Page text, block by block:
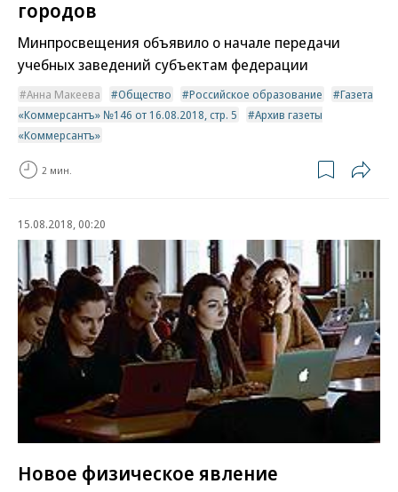
городов
Минпросвещения объявило о начале передачи
учебных заведений субъектам федерации
Анна Макеева Общество Российское образование
Газета
«Коммерсантъ» №146 от 16.08.2018, стр. 5
Архив газеты
«Коммерсантъ»
2 мин.
15.08.2018, 00:20
Новое физическое явление